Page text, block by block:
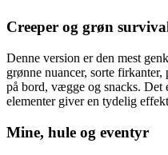
Creeper og grøn
Denne version er den mest
grønne nuancer, sorte
på bord, vægge og snacks. Det
elementer giver en tydelig
Mine, hule og eventyr